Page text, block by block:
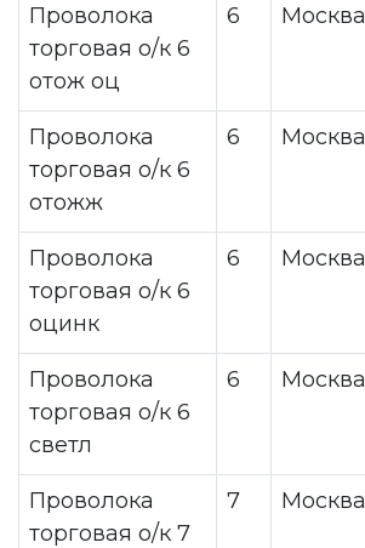
Проволока
торговая о/к 6
отож оц
6 Москва
Проволока
торговая о/к 6
отожж
6 Москва
Проволока
торговая о/к 6
оцинк
6 Москва
Проволока
торговая о/к 6
светл
6 Москва
Проволока
торговая о/к 7
7 Москва